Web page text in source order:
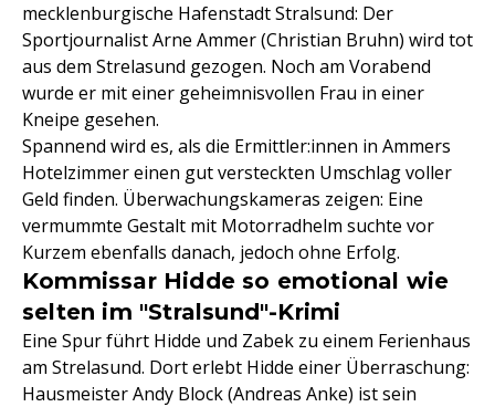
mecklenburgische Hafenstadt Stralsund: Der
Sportjournalist Arne Ammer (Christian Bruhn) wird tot
aus dem Strelasund gezogen. Noch am Vorabend
wurde er mit einer geheimnisvollen Frau in einer
Kneipe gesehen.
Spannend wird es, als die Ermittler:innen in Ammers
Hotelzimmer einen gut versteckten Umschlag voller
Geld finden. Überwachungskameras zeigen: Eine
vermummte Gestalt mit Motorradhelm suchte vor
Kurzem ebenfalls danach, jedoch ohne Erfolg.
Kommissar Hidde so emotional wie
selten im "Stralsund"-Krimi
Eine Spur führt Hidde und Zabek zu einem Ferienhaus
am Strelasund. Dort erlebt Hidde einer Überraschung:
Hausmeister Andy Block (Andreas Anke) ist sein